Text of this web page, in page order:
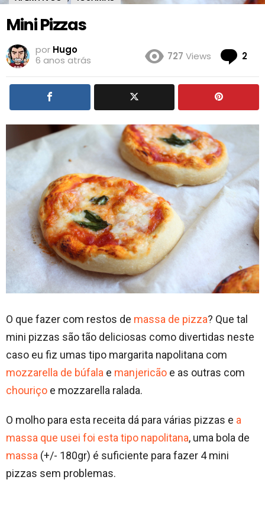
Mini Pizzas
por Hugo
6 anos atrás
727 Views 2
O que fazer com restos de massa de pizza? Que tal
mini pizzas são tão deliciosas como divertidas neste
caso eu fiz umas tipo margarita napolitana com
mozzarella de búfala e manjericão e as outras com
chouriço e mozzarella ralada.
O molho para esta receita dá para várias pizzas e a
massa que usei foi esta tipo napolitana, uma bola de
massa (+/- 180gr) é suficiente para fazer 4 mini
pizzas sem problemas.